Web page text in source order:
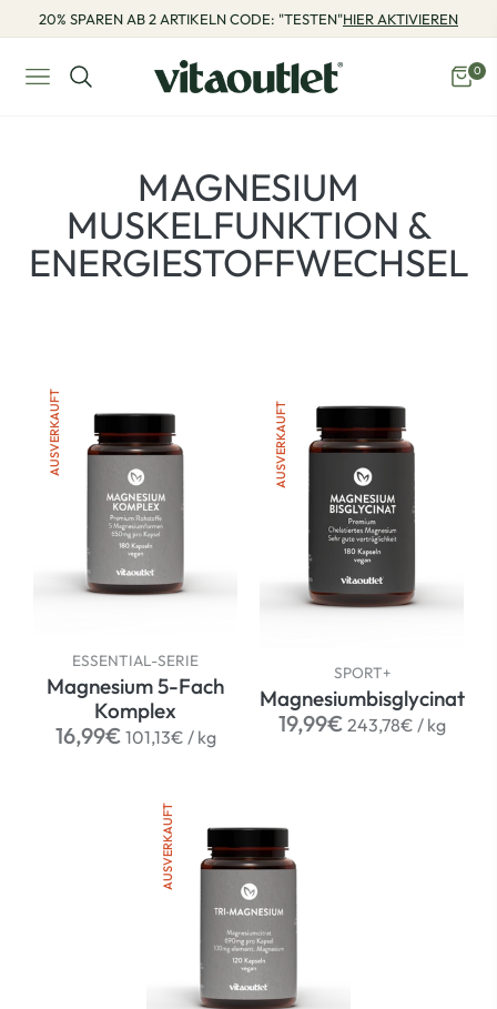
20% SPAREN AB 2 ARTIKELN CODE: "TESTEN"HIER AKTIVIEREN
Navigation
0
PRODUKTE:
MAGNESIUM
MUSKELFUNKTION &
ENERGIESTOFFWECHSEL
AUSVERKAUFT
ESSENTIAL-SERIE
Magnesium 5-Fach
Komplex
Normaler
16,99€ 101,13€ / per
kg
AUSVERKAUFT
SPORT+
Magnesiumbisglycinat
Normaler
19,99€ 243,78€ / per
kg
AUSVERKAUFT